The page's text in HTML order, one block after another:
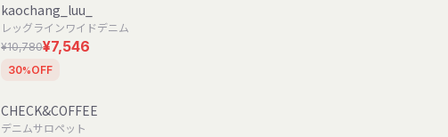
kaochang_luu_
レッグラインワイドデニム
¥10,780¥7,546
30%OFF
CHECK&COFFEE
デニムサロペット